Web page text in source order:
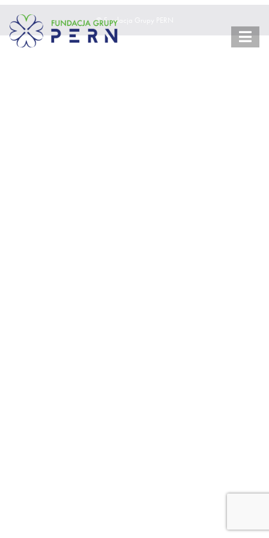
© Fundacja Grupy PERN